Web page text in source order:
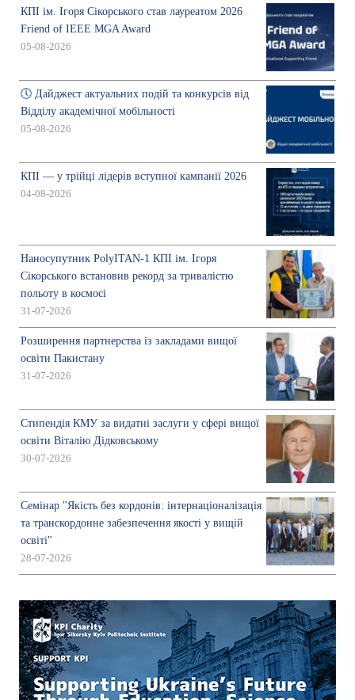
КПІ ім. Ігоря Сікорського став лауреатом 2026
Friend of IEEE MGA Award
05-08-2026
🕔 Дайджест актуальних подій та конкурсів від
Відділу академічної мобільності
05-08-2026
КПІ — у трійці лідерів вступної кампанії 2026
04-08-2026
Наносупутник PolyITAN-1 КПІ ім. Ігоря
Сікорського встановив рекорд за тривалістю
польоту в космосі
31-07-2026
Розширення партнерства із закладами вищої
освіти Пакистану
31-07-2026
Стипендія КМУ за видатні заслуги у сфері вищої
освіти Віталію Дідковському
30-07-2026
Семінар "Якість без кордонів: інтернаціоналізація
та транскордонне забезпечення якості у вищій
освіті"
28-07-2026